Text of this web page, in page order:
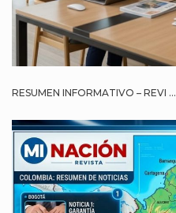
RESUMEN INFORMATIVO – REVI ...